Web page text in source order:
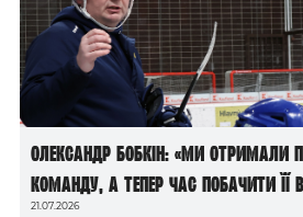
Олександр Бобкін: «Ми отримали
команду, а тепер час побачити її в
21.07.2026